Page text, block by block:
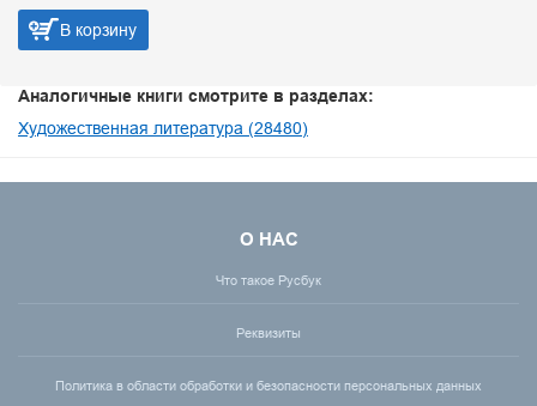
В корзину
Аналогичные книги смотрите в разделах:
Художественная литература (28480)
О НАС
Что такое Русбук
Реквизиты
Политика в области обработки и безопасности персональных данных